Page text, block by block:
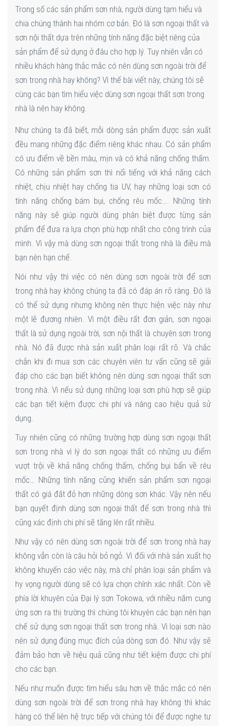
Trong số các sản phẩm sơn nhà, người dùng tạm hiểu và
chia chúng thành hai nhóm cơ bản. Đó là sơn ngoại thất và
sơn nội thất dựa trên những tính năng đặc biệt riêng của
sản phẩm để sử dụng ở đâu cho hợp lý. Tuy nhiên vẫn có
nhiều khách hàng thắc mắc có nên dùng sơn ngoài trời để
sơn trong nhà hay không? Vì thế bài viết này, chúng tôi sẽ
cùng các bạn tìm hiểu việc dùng sơn ngoại thất sơn trong
nhà là nên hay không.
Như chúng ta đã biết, mỗi dòng sản phẩm được sản xuất
đều mang những đặc điểm riêng khác nhau. Có sản phẩm
có ưu điểm về bền màu, mịn và có khả năng chống thấm.
Có những sản phẩm sơn thì nổi tiếng với khả năng cách
nhiệt, chịu nhiệt hay chống tia UV, hay những loại sơn có
tính năng chống bám bụi, chống rêu mốc…. Những tính
năng này sẽ giúp người dùng phân biệt được từng sản
phẩm để đưa ra lựa chọn phù hợp nhất cho công trình của
mình. Vì vậy mà dùng sơn ngoại thất trong nhà là điều mà
bạn nên hạn chế.
Nói như vậy thì việc có nên dùng sơn ngoài trời để sơn
trong nhà hay không chúng ta đã có đáp án rõ ràng. Đó là
có thể sử dụng nhưng không nên thực hiện việc này như
một lẽ đương nhiên. Vì một điều rất đơn giản, sơn ngoại
thất là sử dụng ngoài trời, sơn nội thất là chuyên sơn trong
nhà. Nó đã được nhà sản xuất phân loại rất rõ. Và chắc
chắn khi đi mua sơn các chuyên viên tư vấn cũng sẽ giải
đáp cho các bạn biết không nên dùng sơn ngoại thất sơn
trong nhà. Vì nếu sử dụng những loại sơn phù hợp sẽ giúp
các bạn tiết kiệm được chi phí và nâng cao hiệu quả sử
dụng.
Tuy nhiên cũng có những trường hợp dùng sơn ngoại thất
sơn trong nhà vì lý do sơn ngoại thất có những ưu điểm
vượt trội về khả năng chống thấm, chống bụi bẩn về rêu
mốc… Những tính năng cũng khiến sản phẩm sơn ngoại
thất có giá đắt đỏ hơn những dòng sơn khác. Vậy nên nếu
bạn quyết định dùng sơn ngoại thất để sơn trong nhà thì
cũng xác định chi phí sẽ tăng lên rất nhiều.
Như vậy có nên dùng sơn ngoài trời để sơn trong nhà hay
không vẫn còn là câu hỏi bỏ ngỏ. Vì đối với nhà sản xuất họ
không khuyến cáo việc này, mà chỉ phân loại sản phẩm và
hy vọng người dùng sẽ có lựa chọn chính xác nhất. Còn về
phía lời khuyên của Đại lý sơn Tokowa, với nhiều năm cung
ứng sơn ra thị trường thì chúng tôi khuyên các bạn nên hạn
chế sử dụng sơn ngoại thất sơn trong nhà. Vì loại sơn nào
nên sử dụng đúng mục đích của dòng sơn đó. Như vậy sẽ
đảm bảo hơn về hiệu quả cũng như tiết kiệm được chi phí
cho các bạn.
Nếu như muốn được tìm hiểu sâu hơn về thắc mắc có nên
dùng sơn ngoài trời để sơn trong nhà hay không thì khác
hàng có thể liên hệ trực tiếp với chúng tôi để được nghe tư